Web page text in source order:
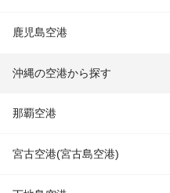
鹿児島空港
沖縄の空港から探す
那覇空港
宮古空港(宮古島空港)